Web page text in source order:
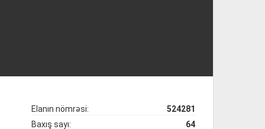
Elanın nömrəsi:
524281
Baxış sayı:
64